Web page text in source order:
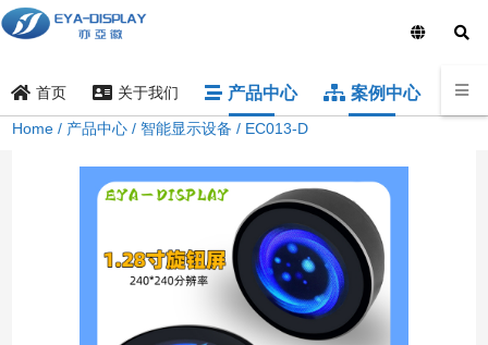
首页 关于我们 产品中心 案例中心 样品
Home / 产品中心 / 智能显示设备 / EC013-D